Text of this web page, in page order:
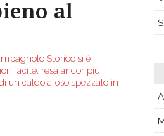
al
Storico si è
facile, resa ancor più
un caldo afoso spezzato in